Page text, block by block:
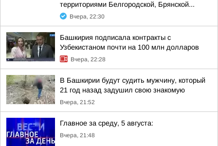
территориями Белгородской, Брянской...
Вчера, 22:30
Башкирия подписала контракты с
Узбекистаном почти на 100 млн долларов
Вчера, 22:28
В Башкирии будут судить мужчину, который
21 год назад задушил свою знакомую
Вчера, 21:52
Главное за среду, 5 августа:
Вчера, 21:48